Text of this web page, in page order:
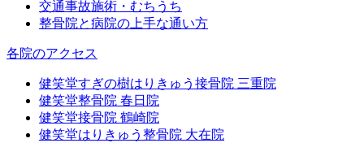
交通事故施術・むちうち
整骨院と病院の上手な通い方
各院のアクセス
健笑堂すぎの樹はりきゅう接骨院 三重院
健笑堂整骨院 春日院
健笑堂接骨院 鶴崎院
健笑堂はりきゅう整骨院 大在院